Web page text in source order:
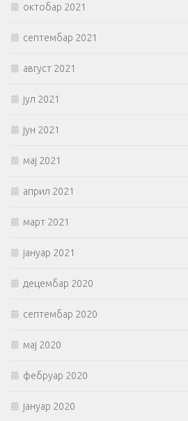
октобар 2021
септембар 2021
август 2021
јул 2021
јун 2021
мај 2021
април 2021
март 2021
јануар 2021
децембар 2020
септембар 2020
мај 2020
фебруар 2020
јануар 2020